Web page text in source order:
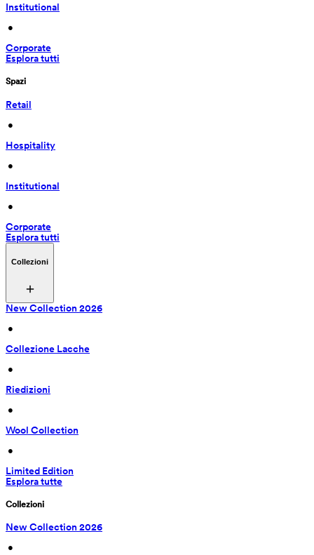
Institutional
•
Corporate
Esplora tutti
Spazi
Retail
•
Hospitality
•
Institutional
•
Corporate
Esplora tutti
Collezioni
New Collection 2026
•
Collezione Lacche
•
Riedizioni
•
Wool Collection
•
Limited Edition
Esplora tutte
Collezioni
New Collection 2026
•